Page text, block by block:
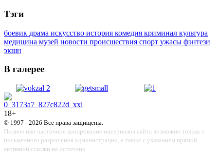
Тэги
боевик драма искусство история комедия криминал культура
медицина музей новости происшествия спорт ужасы фэнтези
экшн
В галерее
18+
© 1997 - 2026 Все права защищены.
Полное или частичное копирование материалов сайта возможно только с
письменного разрешения администрации, а также с указанием прямой
активной ссылки на источник.